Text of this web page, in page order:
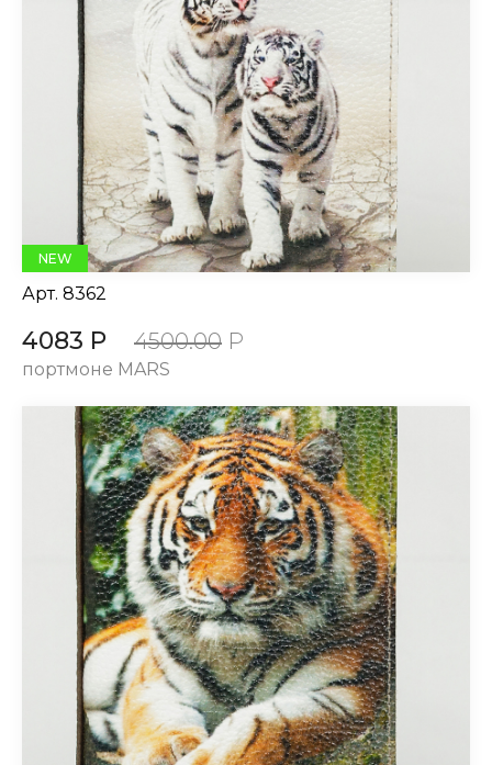
NEW
Арт. 8362
4083 Р 4500.00 Р
портмоне MARS